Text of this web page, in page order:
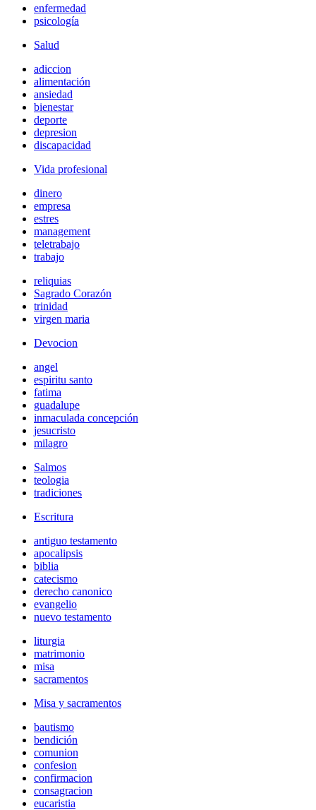
enfermedad
psicología
Salud
adiccion
alimentación
ansiedad
bienestar
deporte
depresion
discapacidad
Vida profesional
dinero
empresa
estres
management
teletrabajo
trabajo
reliquias
Sagrado Corazón
trinidad
virgen maria
Devocion
angel
espiritu santo
fatima
guadalupe
inmaculada concepción
jesucristo
milagro
Salmos
teologia
tradiciones
Escritura
antiguo testamento
apocalipsis
biblia
catecismo
derecho canonico
evangelio
nuevo testamento
liturgia
matrimonio
misa
sacramentos
Misa y sacramentos
bautismo
bendición
comunion
confesion
confirmacion
consagracion
eucaristia